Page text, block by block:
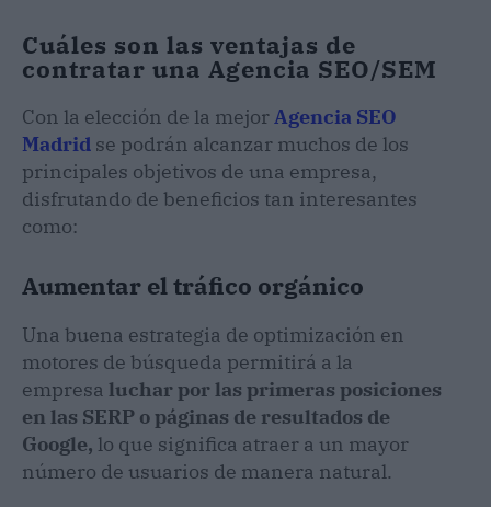
Cuáles son las ventajas de
contratar una Agencia SEO/SEM
Con la elección de la mejorAgencia SEO
Madrid se podrán alcanzar muchos de los
principales objetivos de una empresa,
disfrutando de beneficios tan interesantes
como:
Aumentar el tráfico orgánico
Una buena estrategia de optimización en
motores de búsqueda permitirá a la
empresa luchar por las primeras posiciones
en las SERP o páginas de resultados de
Google, lo que significa atraer a un mayor
número de usuarios de manera natural.